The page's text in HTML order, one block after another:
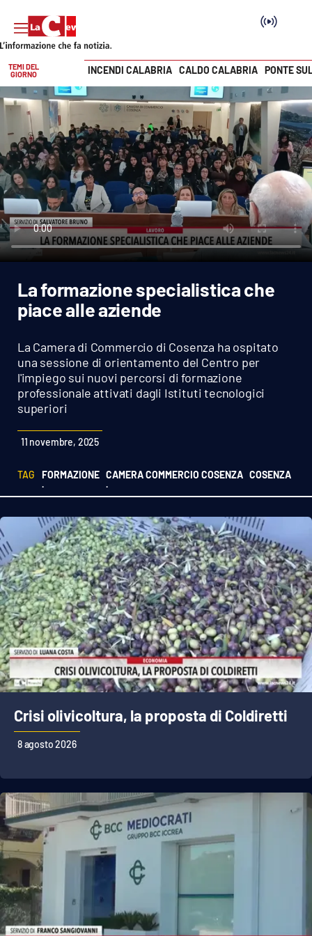
SEZIONI
Cronaca
Politica
Attualità
Economia e lavoro
Italia Mondo
Sport
Cultura
Podcast
Editoriali
VIDEO
Ambiente
Cronaca
Cultura
Economia e Lavoro
Politica
Società
Sport
RUBRICHE
Good Morning Vietnam
Vai
TEMI DEL
GIORNO
INCENDI CALABRIA CALDO CALABRIA PONTE
La formazione specialistica che
piace alle aziende
La Camera di Commercio di Cosenza ha ospitato
una sessione di orientamento del Centro per
l'impiego sui nuovi percorsi di formazione
professionale attivati dagli Istituti tecnologici
superiori
11 novembre, 2025
TAG
FORMAZIONE
·
CAMERA COMMERCIO COSENZA
·
COSENZA
Crisi olivicoltura, la proposta di Coldiretti
8 agosto 2026